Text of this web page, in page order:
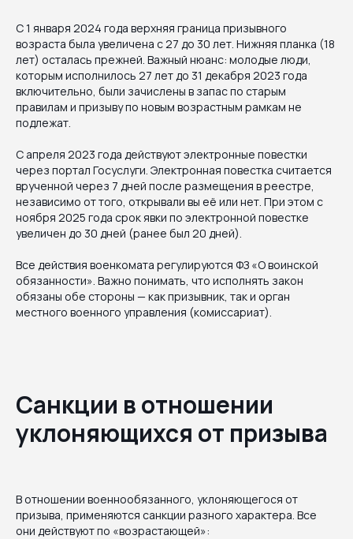
С 1 января 2024 года верхняя граница призывного
возраста была увеличена с 27 до 30 лет. Нижняя планка (18
лет) осталась прежней. Важный нюанс: молодые люди,
которым исполнилось 27 лет до 31 декабря 2023 года
включительно, были зачислены в запас по старым
правилам и призыву по новым возрастным рамкам не
подлежат.
С апреля 2023 года действуют электронные повестки
через портал Госуслуги. Электронная повестка считается
врученной через 7 дней после размещения в реестре,
независимо от того, открывали вы её или нет. При этом с
ноября 2025 года срок явки по электронной повестке
увеличен до 30 дней (ранее был 20 дней).
Все действия военкомата регулируются ФЗ «О воинской
обязанности». Важно понимать, что исполнять закон
обязаны обе стороны — как призывник, так и орган
местного военного управления (комиссариат).
Санкции в отношении
уклоняющихся от призыва
В отношении военнообязанного, уклоняющегося от
призыва, применяются санкции разного характера. Все
они действуют по «возрастающей»: